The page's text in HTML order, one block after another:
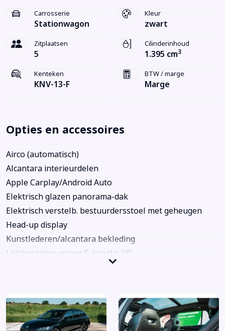
Carrosserie
Stationwagon
Kleur
zwart
Zitplaatsen
5
Cilinderinhoud
1.395 cm3
Kenteken
KNV-13-F
BTW / marge
Marge
Opties en accessoires
Airco (automatisch)
Alcantara interieurdelen
Apple Carplay/Android Auto
Elektrisch glazen panorama-dak
Elektrisch verstelb. bestuurdersstoel met geheugen
Head-up display
Kunstlederen/alcantara bekleding
Lichtmetalen velgen 5-spaaks 18"
Stuurwiel verwarmd
Achterbank in delen neerklapbaar
Alarm klasse 1(startblokkering)